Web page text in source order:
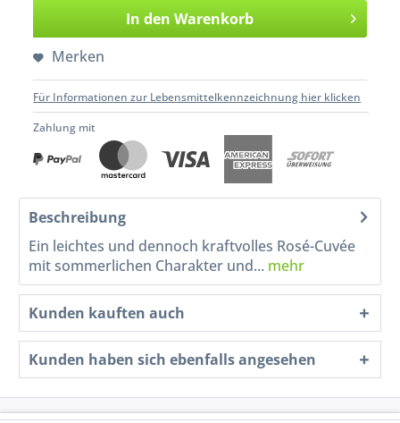
In den Warenkorb
Merken
Für Informationen zur Lebensmittelkennzeichnung hier klicken
Zahlung mit
Beschreibung
Ein leichtes und dennoch kraftvolles Rosé-Cuvée
mit sommerlichen Charakter und... mehr
Kunden kauften auch
Kunden haben sich ebenfalls angesehen